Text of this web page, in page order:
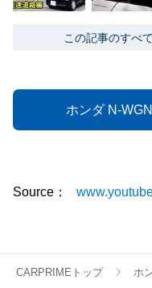
この記事のすべ
ホンダ N-
Source：
CARPRIMEトップ ホ